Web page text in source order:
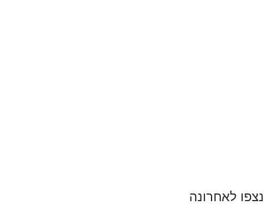
נצפו לאחרונה